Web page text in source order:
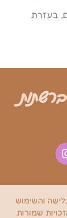
בעזרת
והשימוש
שמורות